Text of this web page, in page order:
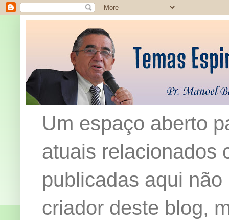
Um espaço aberto
atuais relacionados
publicadas aqui
criador deste blog,